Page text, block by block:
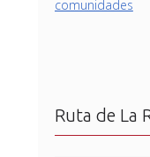
Ruta de La